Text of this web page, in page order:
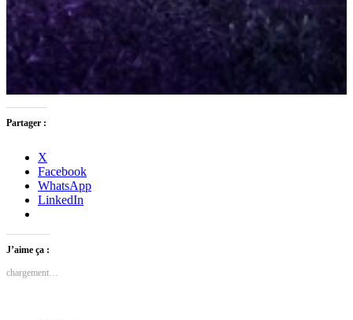
Partager :
X
Facebook
WhatsApp
LinkedIn
J’aime ça :
chargement…